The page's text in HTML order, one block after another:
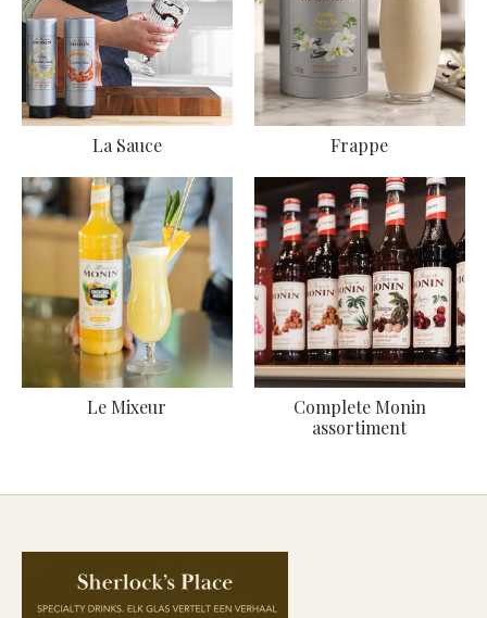
La Sauce Frappe
Le Mixeur
Complete Monin
assortiment